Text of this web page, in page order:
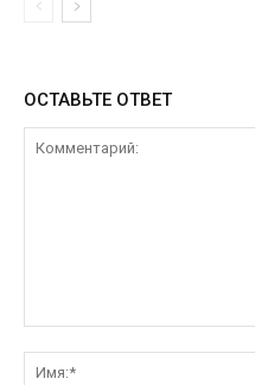
ОСТАВЬТЕ ОТВЕТ